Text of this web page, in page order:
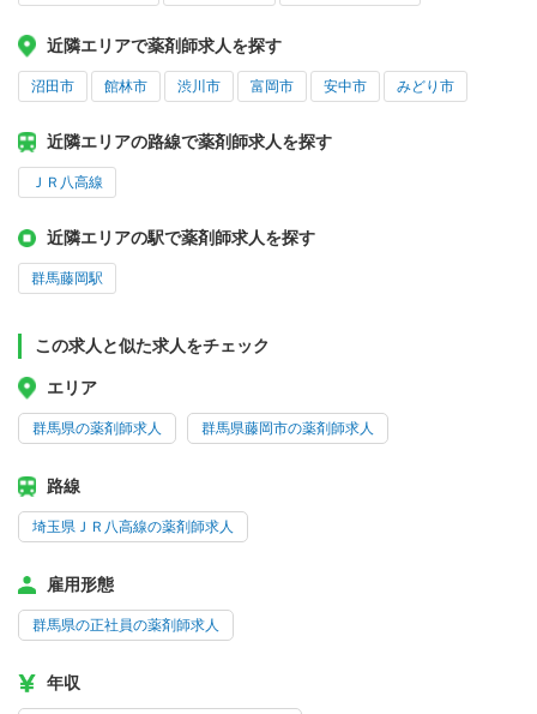
近隣エリアで薬剤師求人を探す
沼田市 館林市 渋川市 富岡市 安中市 みどり市
近隣エリアの路線で薬剤師求人を探す
ＪＲ八高線
近隣エリアの駅で薬剤師求人を探す
群馬藤岡駅
この求人と似た求人をチェック
エリア
群馬県の薬剤師求人 群馬県藤岡市の薬剤師求人
路線
埼玉県ＪＲ八高線の薬剤師求人
雇用形態
群馬県の正社員の薬剤師求人
年収